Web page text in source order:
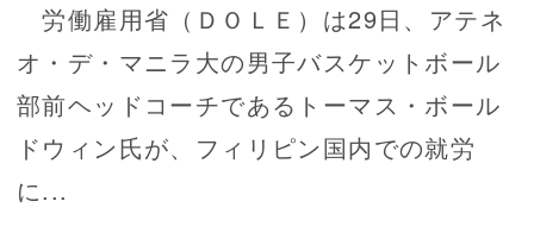
労働雇用省（ＤＯＬＥ）は29日、アテネ
オ・デ・マニラ大の男子バスケットボール
部前ヘッドコーチであるトーマス・ボール
ドウィン氏が、フィリピン国内での就労
に...